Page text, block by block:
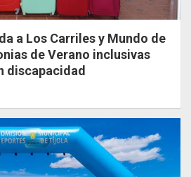
a Los Carriles y Mundo de
de Verano inclusivas
discapacidad